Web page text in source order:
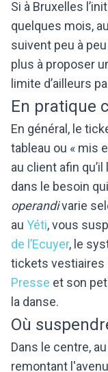
Si à Bruxelles
quelques mois,
suivent peu à
plus à proposer
limite d’ailleurs
En pratique
En général, le
tableau ou « mis
au client afin
dans le besoin
operandivarie
au Yéti, vous
de l’Ecuyer, le
tickets vestiaires
Presse et son
la danse.
Où
Dans le centre,
remontant